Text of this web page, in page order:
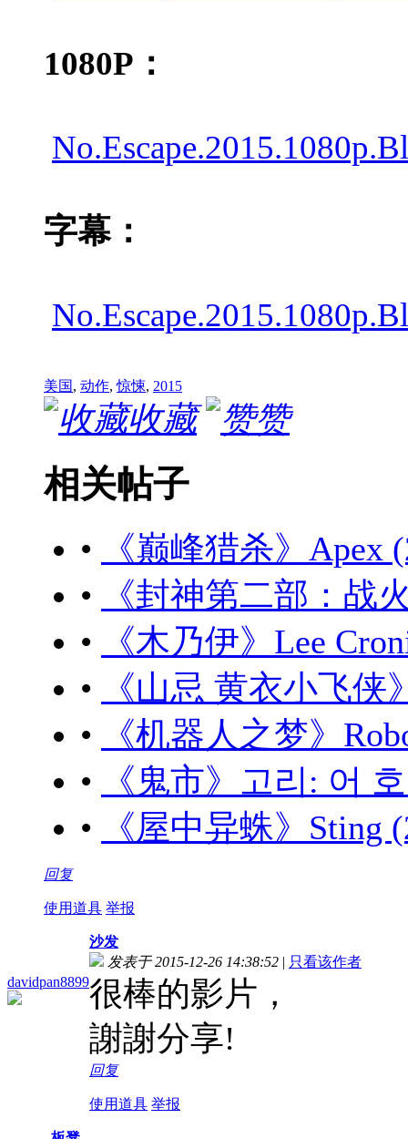
1080P：
字幕：
美国, 动作,惊悚, 2015
收藏 赞
相关帖子
•
《巅峰猎杀》Apex
•
《封神第二部：战
•
《木乃伊》Lee
•
《山忌 黄衣小飞
•
《机器人之梦》
•
《鬼市》고리: 어
•
《屋中异蛛》Sting
回复
使用道具 举报
davidpan8899
沙发
发表于 2015-12-26 14:38:52 | 只看该作者
很棒的影片，
謝謝分享!
回复
使用道具 举报